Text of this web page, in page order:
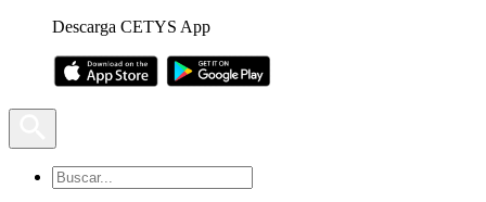
Descarga CETYS App